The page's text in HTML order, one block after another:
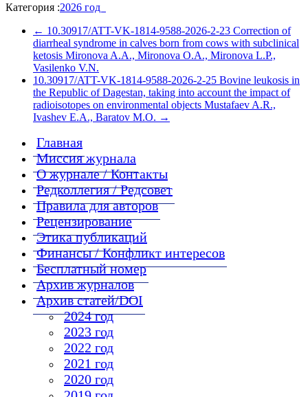
Категория :2026 год
← 10.30917/ATT-VK-1814-9588-2026-2-23 Correction of
diarrheal syndrome in calves born from cows with subclinical
ketosis Mironova A.A., Mironova O.A., Mironova L.P.,
Vasilenko V.N.
10.30917/ATT-VK-1814-9588-2026-2-25 Bovine leukosis in
the Republic of Dagestan, taking into account the impact of
radioisotopes on environmental objects Mustafaev A.R.,
Ivashev E.A., Baratov M.O. →
Главная
Миссия журнала
О журнале / Контакты
Редколлегия / Редсовет
Правила для авторов
Рецензирование
Этика публикаций
Финансы / Конфликт интересов
Бесплатный номер
Архив журналов
Архив статей/DOI
2024 год
2023 год
2022 год
2021 год
2020 год